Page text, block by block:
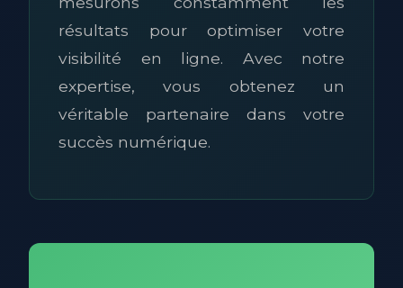
résultats pour optimiser votre
visibilité en ligne. Avec notre
expertise, vous obtenez un
véritable partenaire dans votre
succès numérique.